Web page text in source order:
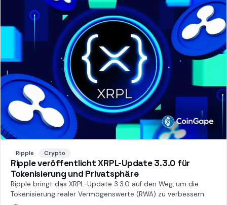
Ripple Crypto
Ripple veröffentlicht XRPL-Update 3.3.0 für
Tokenisierung und Privatsphäre
Ripple bringt das XRPL-Update 3.3.0 auf den Weg, um die
Tokenisierung realer Vermögenswerte (RWA) zu verbessern.